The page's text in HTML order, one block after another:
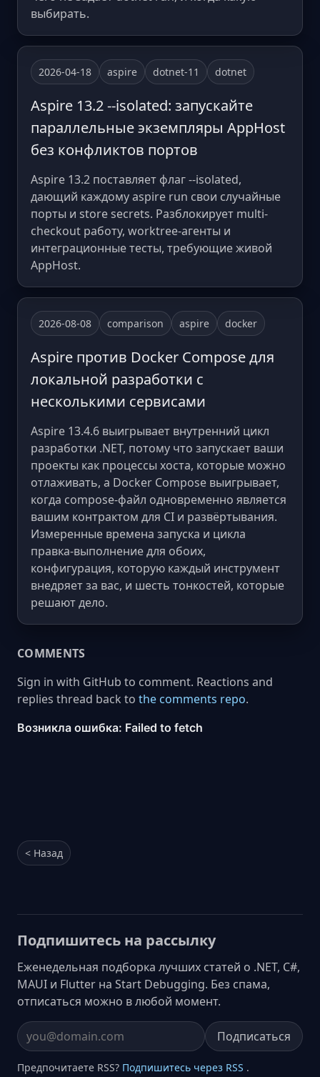
выбирать.
2026-04-18 aspire dotnet-11 dotnet
Aspire 13.2 --isolated: запускайте
параллельные экземпляры AppHost
без конфликтов портов
Aspire 13.2 поставляет флаг --isolated,
дающий каждому aspire run свои случайные
порты и store secrets. Разблокирует multi-
checkout работу, worktree-агенты и
интеграционные тесты, требующие живой
AppHost.
2026-08-08 comparison aspire docker
Aspire против Docker Compose для
локальной разработки с
несколькими сервисами
Aspire 13.4.6 выигрывает внутренний цикл
разработки .NET, потому что запускает ваши
проекты как процессы хоста, которые можно
отлаживать, а Docker Compose выигрывает,
когда compose-файл одновременно является
вашим контрактом для CI и развёртывания.
Измеренные времена запуска и цикла
правка-выполнение для обоих,
конфигурация, которую каждый инструмент
внедряет за вас, и шесть тонкостей, которые
решают дело.
COMMENTS
Sign in with GitHub to comment. Reactions and
replies thread back to the comments repo.
< Назад
Подпишитесь на рассылку
Еженедельная подборка лучших статей о .NET, C#,
MAUI и Flutter на Start Debugging. Без спама,
отписаться можно в любой момент.
Email address Подписаться
Предпочитаете RSS? Подпишитесь через RSS .